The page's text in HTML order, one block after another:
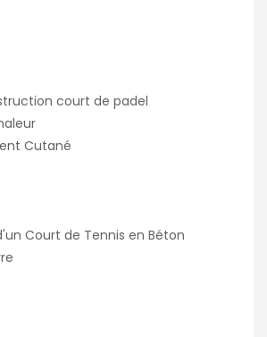
court de padel
Cutané
Court de Tennis en Béton